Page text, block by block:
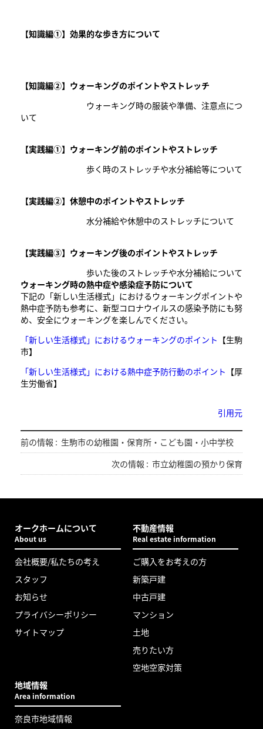
【知識編①】 効果的な歩き方について
【知識編②】ウォーキングのポイントやストレッチ
ウォーキング時の服装や準備、注意点につ
いて
【実践編①】ウォーキング前のポイントやストレッチ
歩く時のストレッチや水分補給等について
【実践編②】休憩中のポイントやストレッチ
水分補給や休憩中のストレッチについて
【実践編③】ウォーキング後のポイントやストレッチ
歩いた後のストレッチや水分補給について
ウォーキング時の熱中症や感染症予防について
下記の「新しい生活様式」におけるウォーキングポイントや
熱中症予防も参考に、新型コロナウイルスの感染予防にも努
め、安全にウォーキングを楽しんでください。
「新しい生活様式」におけるウォーキングのポイント 【生駒
市】
「新しい生活様式」における熱中症予防行動のポイント 【厚
生労働省】
引用元
前の情報 : 生駒市の幼稚園・保育所・こども園・小中学校
次の情報 : 市立幼稚園の預かり保育
オークホームについて
About us
会社概要/私たちの考え
スタッフ
お知らせ
プライバシーポリシー
サイトマップ
不動産情報
Real estate information
ご購入をお考えの方
新築戸建
中古戸建
マンション
土地
売りたい方
空地空家対策
地域情報
Area information
奈良市地域情報